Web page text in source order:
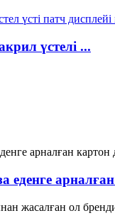
үстелі ...
еденге
жасалған ол